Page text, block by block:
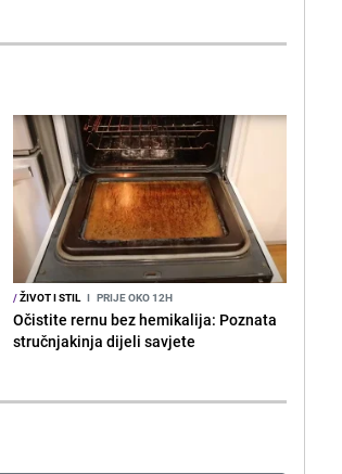
/ŽIVOT I STIL I PRIJE OKO 12H
Očistite rernu bez hemikalija: Poznata
stručnjakinja dijeli savjete